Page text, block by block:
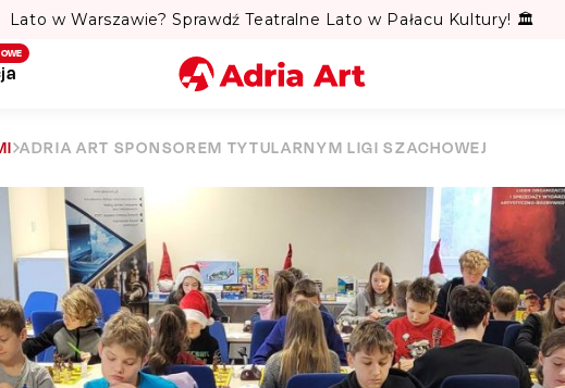
Lato w Warszawie? Sprawdź Teatralne Lato w Pałacu Kultury! 🏛️
Miasto
Szukaj
ADRIA ART SPONSOREM TYTULARNYM LIGI SZACHOWEJ